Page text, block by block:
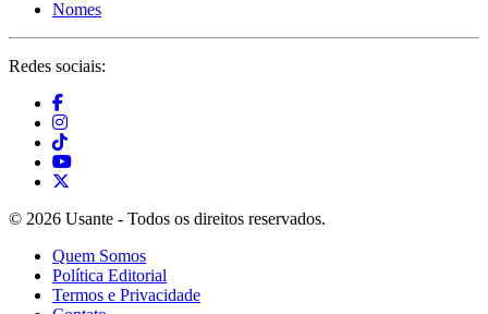
Nomes
Redes sociais:
© 2026 Usante - Todos os direitos reservados.
Quem Somos
Política Editorial
Termos e Privacidade